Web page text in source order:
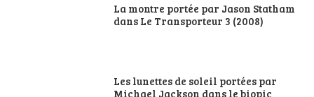
La montre portée par Jason Statham
dans Le Transporteur 3 (2008)
Les lunettes de soleil portées par
Michael Jackson dans le biopic